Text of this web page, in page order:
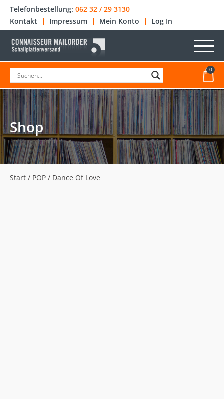
Telefonbestellung: 062 32 / 29 3130
Kontakt
Impressum Mein Konto Log In
0
Shop
Start / POP / Dance Of Love